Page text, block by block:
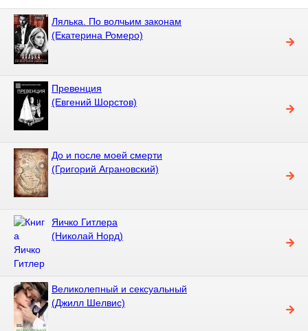
Лялька. По волчьим законам
(Екатерина Ромеро)
Превенция
(Евгений Шорстов)
До и после моей смерти
(Григорий Аграновский)
Яичко Гитлера
(Николай Норд)
Великолепный и сексуальный
(Джилл Шелвис)